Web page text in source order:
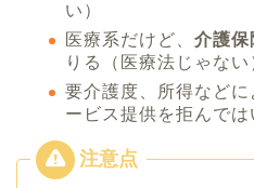
い）
医療系だけど、 介護保
りる（医療法じゃない
要介護度、所得など
ービス提供を拒んでは